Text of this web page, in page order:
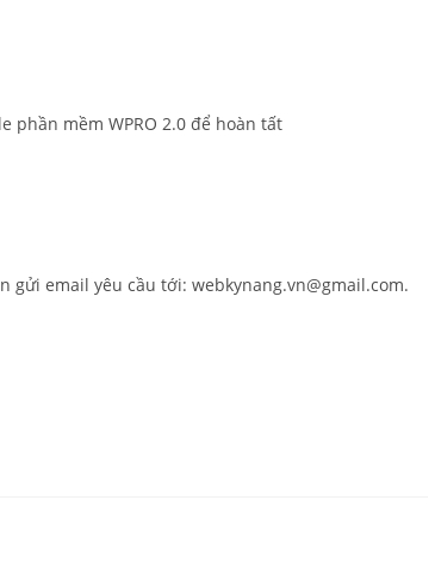
phần mềm WPRO 2.0 để hoàn tất
gửi email yêu cầu tới: webkynang.vn@gmail.com.